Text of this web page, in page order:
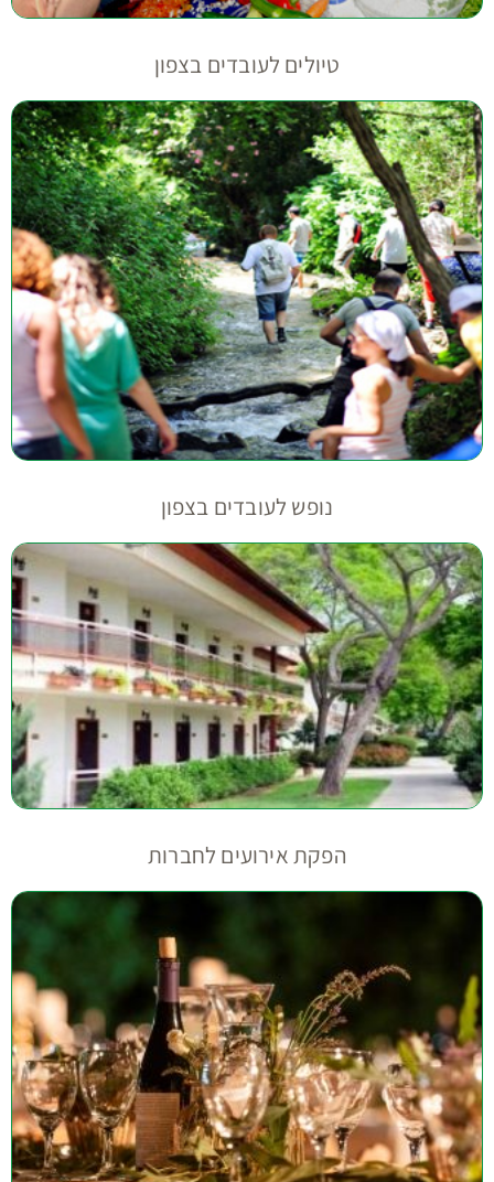
טיולים לעובדים בצפון
נופש לעובדים בצפון
הפקת אירועים לחברות